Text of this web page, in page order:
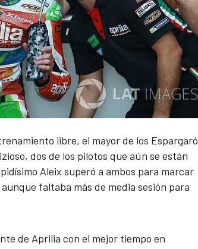
libre, el mayor de los Espargaró
dos de los pilotos que aún se están
Aleix superó a ambos para marcar
faltaba más de media sesión para
de Aprilia con el mejor tiempo en